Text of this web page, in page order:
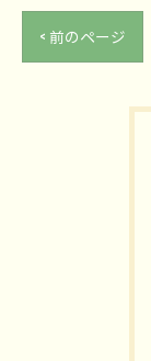
< 前のページ